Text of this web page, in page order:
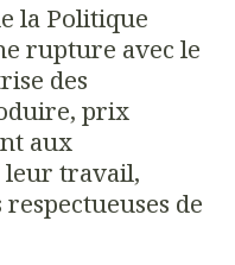
la Politique
rupture avec le
des
prix
aux
leur travail,
de